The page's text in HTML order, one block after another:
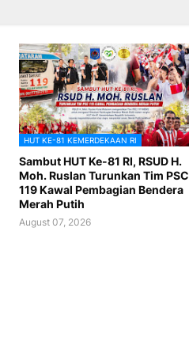
HUT KE-81 KEMERDEKAAN RI
Sambut HUT Ke-81 RI, RSUD H.
Moh. Ruslan Turunkan Tim PSC
119 Kawal Pembagian Bendera
Merah Putih
August 07, 2026